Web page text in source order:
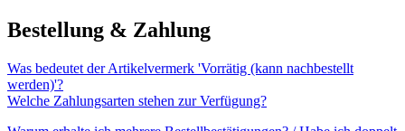
Bestellung & Zahlung
Was bedeutet der Artikelvermerk 'Vorrätig (kann nachbestellt
werden)'?
Welche Zahlungsarten stehen zur Verfügung?